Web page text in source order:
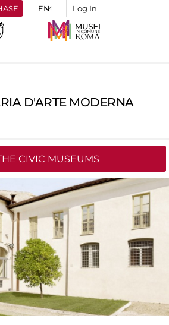
Log In
D'ARTE MODERNA
CIVIC MUSEUMS